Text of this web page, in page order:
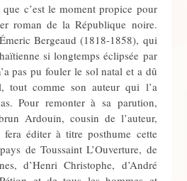
c’est le moment propice pour
roman de la République noire.
Bergeaud (1818-1858), qui
si longtemps éclipsée par
pas pu fouler le sol natal et a dû
tout comme son auteur qui l’a
Pour remonter à sa parution,
Ardouin, cousin de l’auteur,
éditer à titre posthume cette
de Toussaint L’Ouverture, de
d’Henri Christophe, d’André